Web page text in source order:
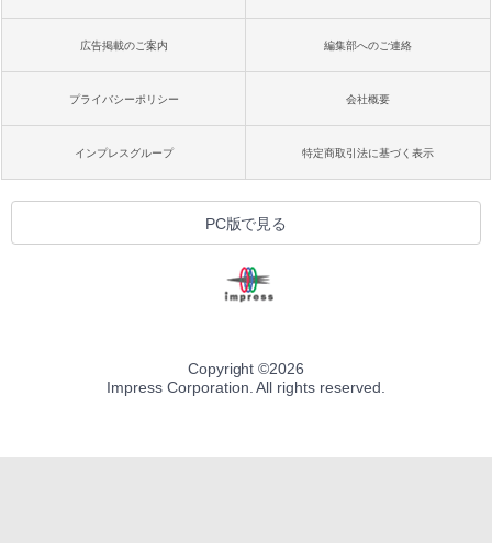
広告掲載のご案内 編集部へのご連絡
プライバシーポリシー 会社概要
インプレスグループ 特定商取引法に基づく表示
PC版で見る
Copyright ©2026
Impress Corporation. All rights reserved.